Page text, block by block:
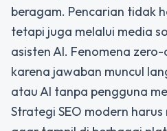
beragam. Pencarian tidak
tetapi juga melalui media
asisten AI. Fenomena
karena jawaban muncul
atau AI tanpa pengguna
Strategi SEO modern